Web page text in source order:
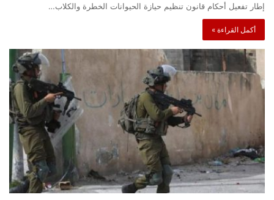
إطار تفعيل أحكام قانون تنظيم حيازة الحيوانات الخطرة والكلاب…
أكمل القراءة »